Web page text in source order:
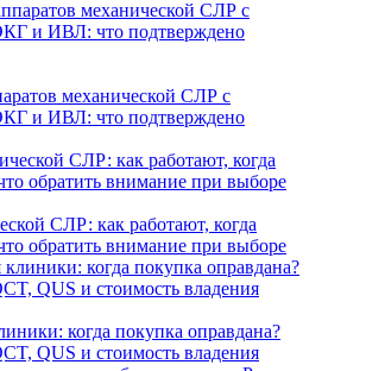
механической СЛР с
и ИВЛ: что подтверждено
СЛР: как работают, когда
обратить внимание при выборе
когда покупка оправдана?
QUS и стоимость владения